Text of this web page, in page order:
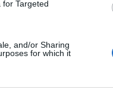
Targeted
and/or Sharing
for which it
τους και